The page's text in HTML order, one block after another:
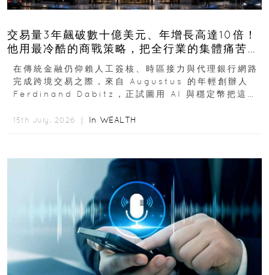
交易量3年飆破數十億美元、年增長高達10倍！
他用最冷酷的商戰策略，把全行業的集體痛苦榨
成百億金庫
在傳統金融仍仰賴人工簽核、時區接力與代理銀行網路
完成跨境交易之際，來自 Augustus 的年輕創辦人
Ferdinand Dabitz，正試圖用 AI 與穩定幣把這套
15th July, 2026 ｜ In WEALTH